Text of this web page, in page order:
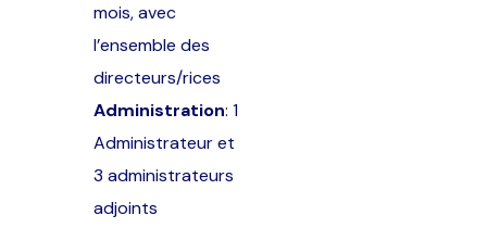
mois, avec
l’ensemble des
directeurs/rices
Administration: 1
Administrateur et
3 administrateurs
adjoints